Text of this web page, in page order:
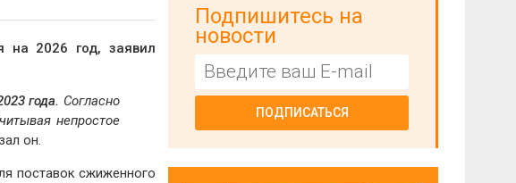
на 2026 год, заявил
года. Согласно
непростое
он.
поставок сжиженного
Подпишитесь на
новости
ПОДПИСАТЬСЯ